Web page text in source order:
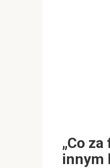
„Co
innym